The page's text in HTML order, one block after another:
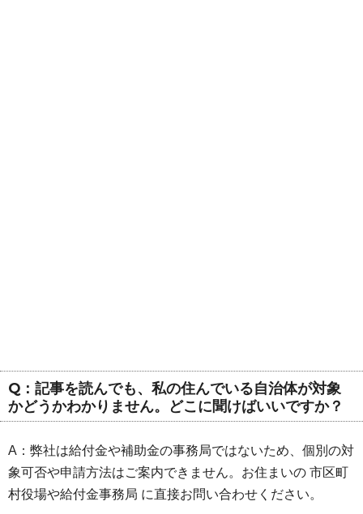
Q：記事を読んでも、私の住んでいる自治体が対象
かどうかわかりません。どこに聞けばいいですか？
A：弊社は給付金や補助金の事務局ではないため、個別の対
象可否や申請方法はご案内できません。お住まいの 市区町
村役場や給付金事務局 に直接お問い合わせください。